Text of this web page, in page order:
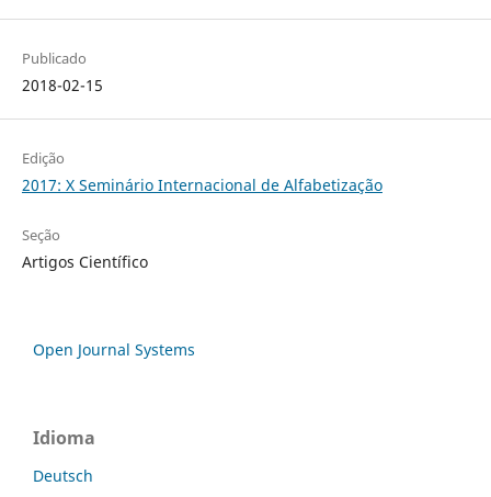
Publicado
2018-02-15
Edição
2017: X Seminário Internacional de Alfabetização
Seção
Artigos Científico
Open Journal Systems
Idioma
Deutsch